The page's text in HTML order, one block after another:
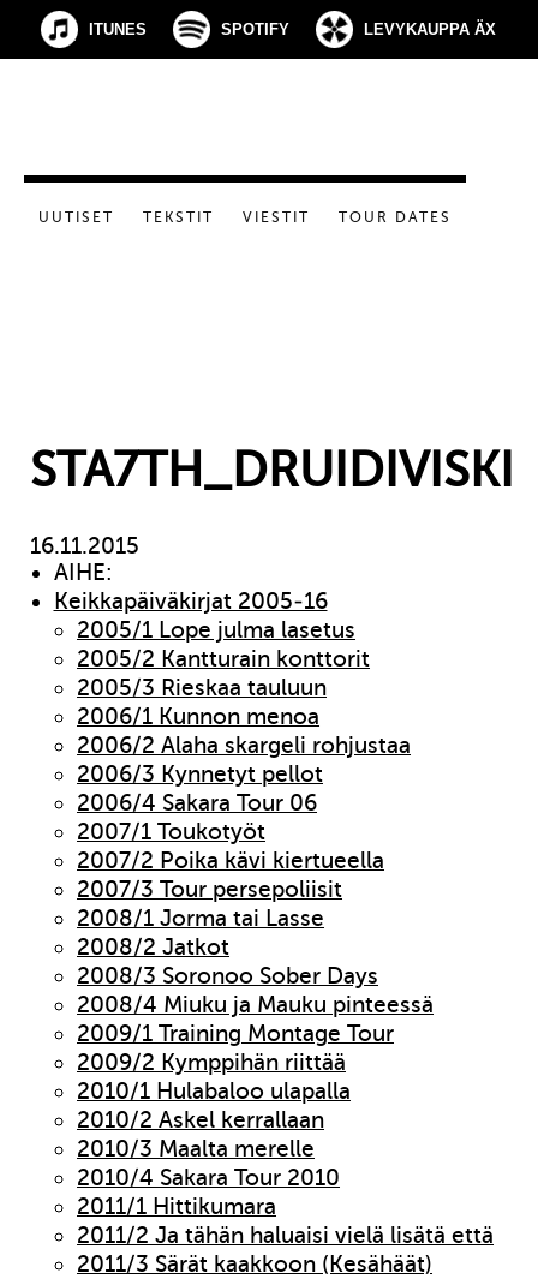
ITUNES SPOTIFY LEVYKAUPPA ÄX
UUTISET TEKSTIT VIESTIT TOUR DATES
STA7TH_DRUIDIVISKI
16.11.2015
AIHE:
Keikkapäiväkirjat 2005-16
2005/1 Lope julma lasetus
2005/2 Kantturain konttorit
2005/3 Rieskaa tauluun
2006/1 Kunnon menoa
2006/2 Alaha skargeli rohjustaa
2006/3 Kynnetyt pellot
2006/4 Sakara Tour 06
2007/1 Toukotyöt
2007/2 Poika kävi kiertueella
2007/3 Tour persepoliisit
2008/1 Jorma tai Lasse
2008/2 Jatkot
2008/3 Soronoo Sober Days
2008/4 Miuku ja Mauku pinteessä
2009/1 Training Montage Tour
2009/2 Kymppihän riittää
2010/1 Hulabaloo ulapalla
2010/2 Askel kerrallaan
2010/3 Maalta merelle
2010/4 Sakara Tour 2010
2011/1 Hittikumara
2011/2 Ja tähän haluaisi vielä lisätä että
2011/3 Särät kaakkoon (Kesähäät)